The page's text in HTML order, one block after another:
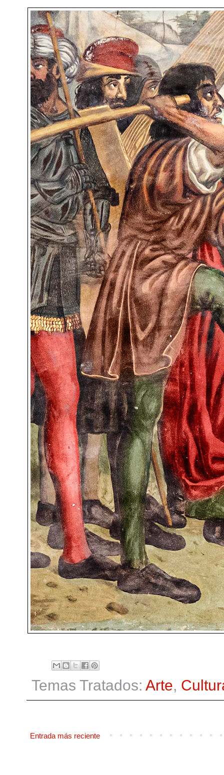
Temas Tratados: Arte,
Entrada más reciente